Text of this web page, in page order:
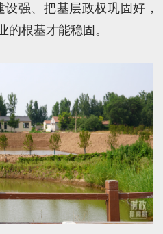
强、把基层政权巩固好，
的根基才能稳固。